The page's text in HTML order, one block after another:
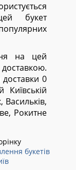
букет
на цей
0
Рокитне
букетів